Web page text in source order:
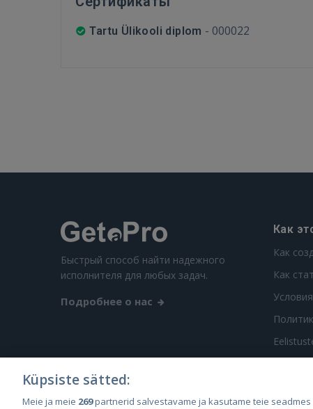
Tartu Ülikooli diplom - 000022
Быстрый способ найти надежного
исполнителя для любых задач.
Подробнее о нас
Как
Как
Как
Küpsiste sätted:
Meie ja meie 269partnerid salvestavame ja kasutame teie